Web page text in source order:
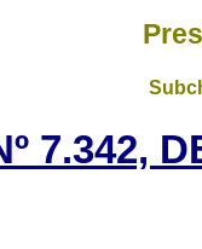
7.342,